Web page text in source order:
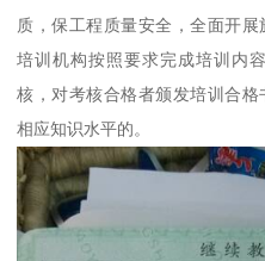
质，保工程质量安全，全面开展
培训机构按照要求完成培训内
核，对考核合格者颁发培训合
相应知识水平的。